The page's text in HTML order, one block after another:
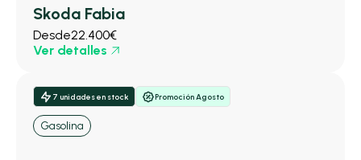
Skoda Fabia
Desde22.400€
Ver detalles
7 unidades en stock Promoción Agosto
Gasolina